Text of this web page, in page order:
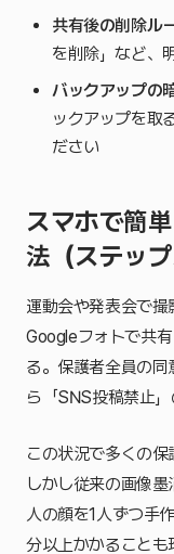
共有後の削除ル
を削除」など、
バックアップの
ックアップを取
ださい
スマホで簡
法（ステッ
運動会や発表会で
Googleフォトで共
る。保護者全員の
ら「SNS投稿禁止」
この状況で多くの保
しかし従来の画像
人の顔を1人ずつ手
分以上かかること